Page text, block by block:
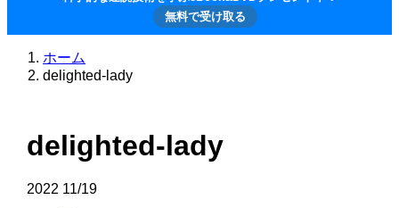
無料で受け取る
ホーム
delighted-lady
delighted-lady
2022 11/19